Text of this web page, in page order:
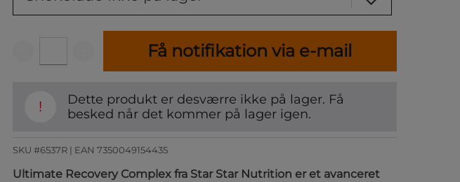
Få notifikation via e-mail
!
Dette produkt er desværre ikke på lager. Få
besked når det kommer på lager igen.
SKU #6537R | EAN 7350049154435
Ultimate Recovery Complex fra Star Star Nutrition er et avanceret